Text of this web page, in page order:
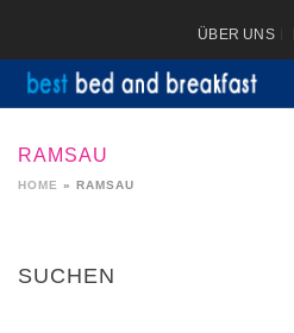
ÜBER UNS
RAMSAU
HOME » RAMSAU
SUCHEN